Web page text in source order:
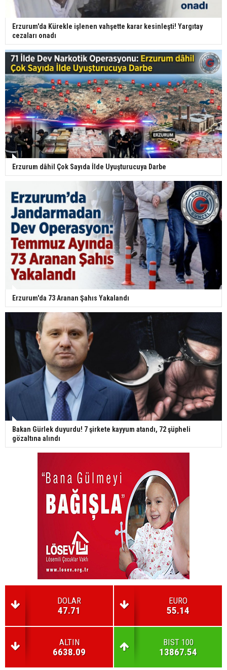
Erzurum'da Kürekle işlenen vahşette karar kesinleşti! Yargıtay
cezaları onadı
Erzurum dâhil Çok Sayıda İlde Uyuşturucuya Darbe
Erzurum'da 73 Aranan Şahıs Yakalandı
Bakan Gürlek duyurdu! 7 şirkete kayyum atandı, 72 şüpheli
gözaltına alındı
DOLAR
47.71
EURO
55.14
ALTIN
6638.09
BIST 100
13867.54